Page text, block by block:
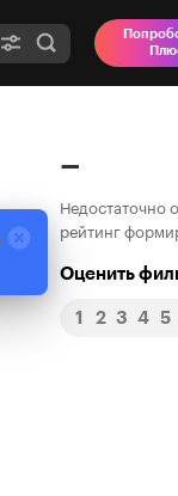
–
Недостаточно
рейтинг
Оценить
1 2 3 4 5